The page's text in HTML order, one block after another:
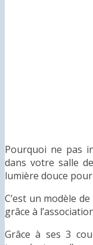
Pourquoi ne pas
dans votre salle
lumière douce
C’est un modèle
grâce à
Grâce à ses 3